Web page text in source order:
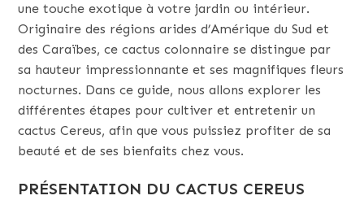
une touche exotique à votre jardin ou intérieur.
Originaire des régions arides d’Amérique du Sud et
des Caraïbes, ce cactus colonnaire se distingue par
sa hauteur impressionnante et ses magnifiques fleurs
nocturnes. Dans ce guide, nous allons explorer les
différentes étapes pour cultiver et entretenir un
cactus Cereus, afin que vous puissiez profiter de sa
beauté et de ses bienfaits chez vous.
PRÉSENTATION DU CACTUS CEREUS